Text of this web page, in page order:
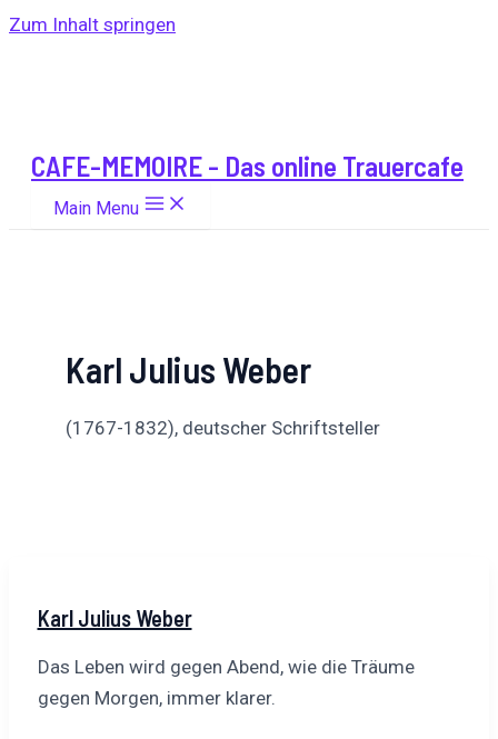
Zum Inhalt springen
CAFE-MEMOIRE - Das online Trauercafe
Main Menu
Karl Julius Weber
(1767-1832), deutscher Schriftsteller
Karl Julius Weber
Das Leben wird gegen Abend, wie die Träume
gegen Morgen, immer klarer.